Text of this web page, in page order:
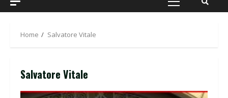
Primary
Home Salvatore Vitale
Salvatore Vitale